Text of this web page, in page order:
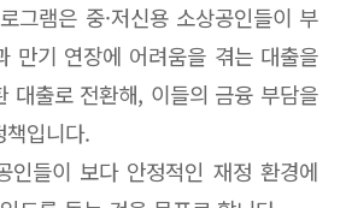
그램은 중·저신용 소상공인들이 부
만기 연장에 어려움을 겪는 대출을
대출로 전환해, 이들의 금융 부담을
입니다.
인들이 보다 안정적인 재정 환경에